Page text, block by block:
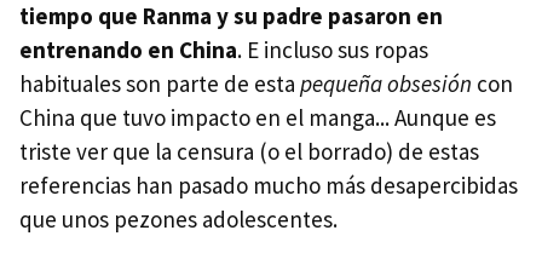
tiempo que Ranma y su padre pasaron en
entrenando en China. E incluso sus ropas
habituales son parte de esta pequeña obsesión con
China que tuvo impacto en el manga... Aunque es
triste ver que la censura (o el borrado) de estas
referencias han pasado mucho más desapercibidas
que unos pezones adolescentes.